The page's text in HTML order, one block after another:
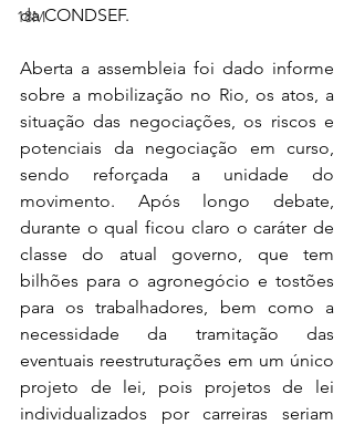
18M
da CONDSEF.
Aberta a assembleia foi dado informe
sobre a mobilização no Rio, os atos, a
situação das negociações, os riscos e
potenciais da negociação em curso,
sendo reforçada a unidade do
movimento. Após longo debate,
durante o qual ficou claro o caráter de
classe do atual governo, que tem
bilhões para o agronegócio e tostões
para os trabalhadores, bem como a
necessidade da tramitação das
eventuais reestruturações em um único
projeto de lei, pois projetos de lei
individualizados por carreiras seriam